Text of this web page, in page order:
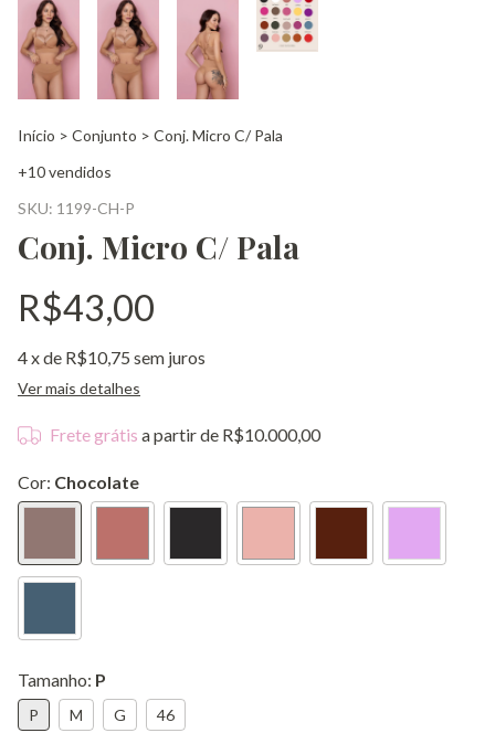
Início > Conjunto > Conj. Micro C/ Pala
+10 vendidos
SKU: 1199-CH-P
Conj. Micro C/ Pala
R$43,00
4x de R$10,75 sem juros
Ver mais detalhes
Frete grátis a partir de R$10.000,00
Cor: Chocolate
Tamanho: P
P M G 46